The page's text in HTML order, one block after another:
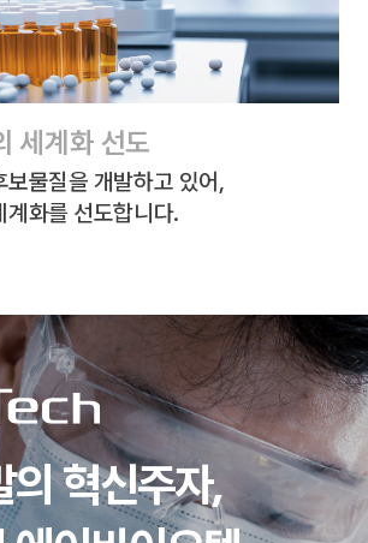
세계화 선도
보물질을 개발하고 있어,
계화를 선도합니다.
의 혁신주자,